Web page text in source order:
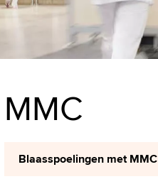
MMC
Blaasspoelingen met MMC